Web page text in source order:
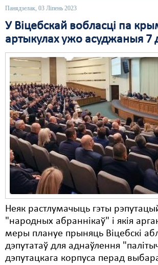
Панядзелак, 03 Ліпень 2023
У Віцебскай вобласці па
артыкулах ужо асуджаныя 7
Неяк растлумачыць гэты
"народных абраннікаў" і якія
меры плануе прыняць Віцебскі
дэпутатаў для аднаўлення
дэпутацкага корпуса перад
Рознае
Свабода слова
Свабода сумленьня
Суд
Сьмяротнае пакараньне
Экалёгія
Правы працоўных
Сацыяльныя правы